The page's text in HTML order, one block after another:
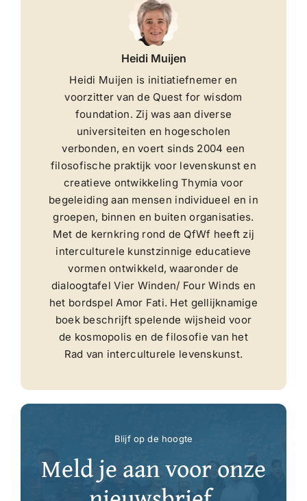
Heidi Muijen
Heidi Muijen is initiatiefnemer en
voorzitter van de Quest for wisdom
foundation. Zij was aan diverse
universiteiten en hogescholen
verbonden, en voert sinds 2004 een
filosofische praktijk voor levenskunst en
creatieve ontwikkeling Thymia voor
begeleiding aan mensen individueel en in
groepen, binnen en buiten organisaties.
Met de kernkring rond de QfWf heeft zij
interculturele kunstzinnige educatieve
vormen ontwikkeld, waaronder de
dialoogtafel Vier Winden/ Four Winds en
het bordspel Amor Fati. Het gellijknamige
boek beschrijft spelende wijsheid voor
de kosmopolis en de filosofie van het
Rad van interculturele levenskunst.
Blijf op de hoogte
Meld je aan voor onze